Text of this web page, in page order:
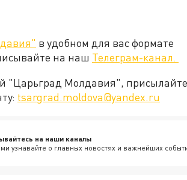
в удобном для вас формате
на наш Телеграм-канал.
"Царьград Молдавия",
tsargrad.moldova@yandex.ru
на наши каналы
узнавайте о главных новостях и важнейших